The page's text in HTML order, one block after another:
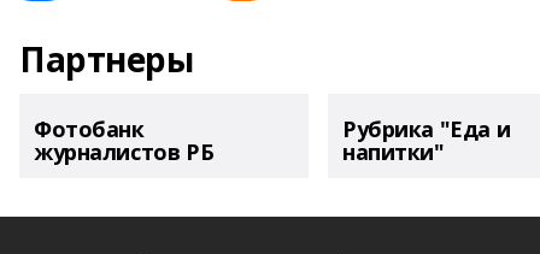
Партнеры
Фотобанк
журналистов РБ
Рубрика "Еда и
напитки"